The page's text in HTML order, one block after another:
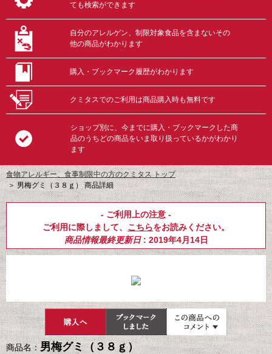
ても検索ができます
自分のアレルゲン、制限対象食品を含まないその
他の商品がわかります
購入・ブックマーク履歴がわかります
クミタスでのご利用は商品購入時も無料です
ショップ別に、今までに購入・ブックマークした商
品のうちどの商品をいま取り扱っているかがわかり
ます
食物アレルギー、食事制限中の方のクミタス トップ
＞男梅グミ（３８ｇ） 商品詳細
- ご利用上の注意 -
ご利用に際しまして、 こちらをお読みください。
商品情報最終更新日: 2019年4月14日
商品名：男梅グミ（３８ｇ）